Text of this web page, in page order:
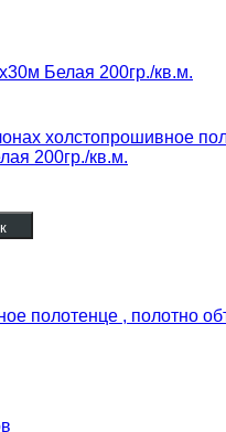
холстопрошивное
200гр./кв.м.